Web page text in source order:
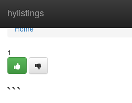
hylistings
Home
Home
1
```